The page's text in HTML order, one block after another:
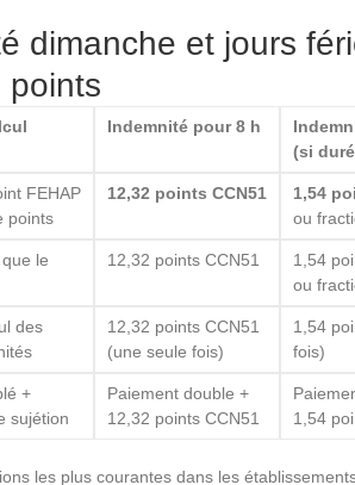
dimanche et jours
points
Indemnité pour 8 h
(si
FEHAP
points
12,32 points CCN51
1,54
ou
le
12,32 points CCN51
1,54
ou
des
12,32 points CCN51
(une seule fois)
1,54
fois)
+
sujétion
Paiement double +
12,32 points CCN51
1,54
les plus courantes dans les